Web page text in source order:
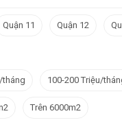
Quận 11 Quận 12
tháng 100-200 Triệu/
Trên 6000m2